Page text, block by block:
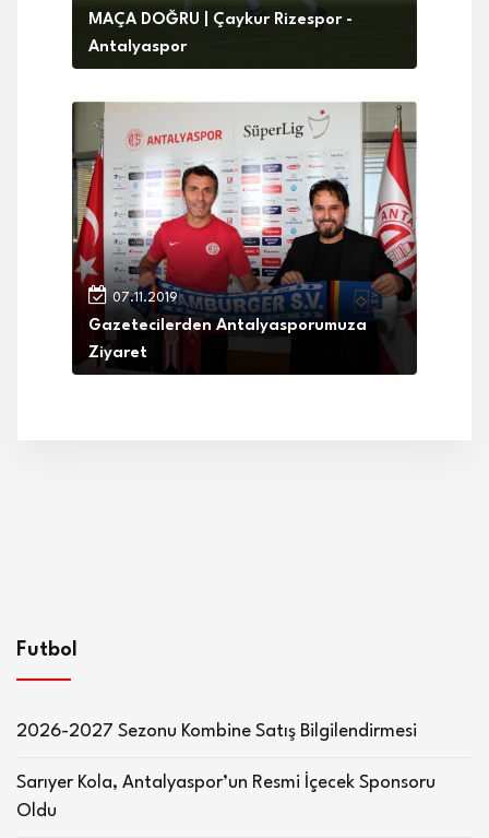
MAÇA DOĞRU | Çaykur Rizespor -
Antalyaspor
07.11.2019
Gazetecilerden Antalyasporumuza
Ziyaret
Futbol
2026-2027 Sezonu Kombine Satış Bilgilendirmesi
Sarıyer Kola, Antalyaspor’un Resmi İçecek Sponsoru
Oldu